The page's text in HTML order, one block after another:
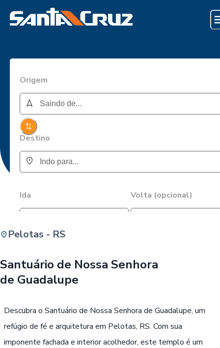
Origem
Destino
Ida Volta (opcional)
i
Pelotas - RS
Santuário de Nossa Senhora
de Guadalupe
Descubra o Santuário de Nossa Senhora de Guadalupe, um
refúgio de fé e arquitetura em Pelotas, RS. Com sua
imponente fachada e interior acolhedor, este templo é um